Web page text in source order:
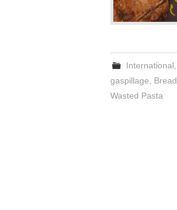
International
gaspillage
Bread
Wasted Pasta